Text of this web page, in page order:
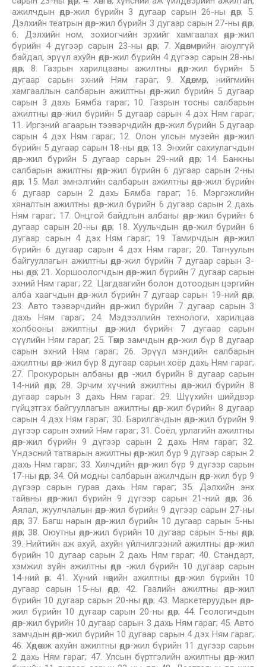
ажилчдын өдөр-жил бүрийн 3 дугаар сарын 26-ны өдөр; 5.
Дэлхийн театрын өдөр-жил бүрийн 3 дугаар сарын 27-ны өдөр;
6. Дэлхийн ном, зохиогчийн эрхийг хамгаалах өдөр-жил
бүрийн 4 дүгээр сарын 23-ны өдөр; 7. Хөдөлмөрийн аюулгүй
байдал, эрүүл ахуйн өдөр-жил бүрийн 4 дүгээр сарын 28-ны
өдөр; 8. Газрын харилцааны ажилтны өдөр-жил бүрийн 5
дугаар сарын эхний Ням гараг; 9. Хөдөлмөр, нийгмийн
хамгааллын салбарын ажилтны өдөр-жил бүрийн 5 дугаар
сарын 3 дахь Бямба гараг; 10. Газрын тосны салбарын
ажилтны өдөр-жил бүрийн 5 дугаар сарын 4 дэх Ням гараг;
11. Иргэний агаарын тээвэрчдийн өдөр-жил бүрийн 5 дугаар
сарын 4 дэх Ням гараг; 12. Олон улсын музейн өдөр-жил
бүрийн 5 дугаар сарын 18-ны өдөр; 13. Энхийг сахиулагчдын
өдөр-жил бүрийн 5 дугаар сарын 29-ний өдөр; 14. Банкны
салбарын ажилтны өдөр-жил бүрийн 6 дугаар сарын 2-ны
өдөр; 15. Мал эмнэлгийн салбарын ажилтны өдөр-жил бүрийн
6 дугаар сарын 2 дахь Бямба гараг; 16. Мэргэжлийн
хяналтын ажилтны өдөр-жил бүрийн 6 дугаар сарын 2 дахь
Ням гараг; 17. Онцгой байдлын албаны өдөр-жил бүрийн 6
дугаар сарын 20-ны өдөр; 18. Хуульчдын өдөр-жил бүрийн 6
дугаар сарын 4 дэх Ням гараг; 19. Тамирчдын өдөр-жил
бүрийн 6 дугаар сарын 4 дэх Ням гараг; 20. Тагнуулын
байгууллагын ажилтны өдөр-жил бүрийн 7 дугаар сарын З-
ны өдөр; 21. Хоршоологчдын өдөр-жил бүрийн 7 дугаар сарын
эхний Ням гараг; 22. Цагдаагийн болон дотоодын цэргийн
алба хаагчдын өдөр-жил бүрийн 7 дугаар сарын 19-ний өдөр;
23. Авто тээвэрчдийн өдөр-жил бүрийн 7 дугаар сарын 3
дахь Ням гараг; 24. Мэдээллийн технологи, харилцаа
холбооны ажилтны өдөр-жил бүрийн 7 дугаар сарын
сүүлийн Ням гараг; 25. Төмөр замчдын өдөр-жил бүр 8 дугаар
сарын эхний Ням гараг; 26. Эрүүл мэндийн салбарын
ажилтны өдөр-жил бүр 8 дугаар сарын хоёр дахь Ням гараг;
27. Прокурорын албаны өдөр -жил бүрийн 8 дугаар сарын
14-ний өдөр; 28. Эрчим хүчний ажилтны өдөр-жил бүрийн 8
дугаар сарын 3 дахь Ням гараг; 29. Шүүхийн шийдвэр
гүйцэтгэх байгууллагын ажилтны өдөр-жил бүрийн 8 дугаар
сарын 4 дэх Ням гараг; 30. Барилгачдын өдөр-жил бүрийн 9
дүгээр сарын эхний Ням гараг; 31. Соёл, урлагийн ажилтны
өдөр-жил бүрийн 9 дүгээр сарын 2 дахь Ням гараг; 32.
Үндэсний татварын ажилтны өдөр-жил бүр 9 дүгээр сарын 2
дахь Ням гараг; 33. Хилчдийн өдөр-жил бүр 9 дүгээр сарын
17-ны өдөр; 34. Ой модны салбарын ажилчдын өдөр-жил бүр 9
дүгээр сарын гурав дахь Ням гараг; 35. Дэлхийн энх
тайвны өдөр-жил бүрийн 9 дүгээр сарын 21-ний өдөр; 36.
Аялал, жуулчлалын өдөр-жил бүрийн 9 дүгээр сарын 27-ны
өдөр; 37. Багш нарын өдөр-жил бүрийн 10 дугаар сарын 5-ны
өдөр; 38. Оюутны өдөр-жил бүрийн 10 дугаар сарын 5-ны өдөр;
39. Нийтийн аж ахуй, ахуйн үйлчилгээний ажилтны өдөр-жил
бүрийн 10 дугаар сарын 2 дахь Ням гараг; 40. Стандарт,
хэмжил зүйн ажилтны өдөр -жил бүрийн 10 дугаар сарын
14-ний өөр; 41. Хүний нөөцийн ажилтны өдөр-жил бүрийн 10
дугаар сарын 15-ны өдөр; 42. Гаалийн ажилтны өдөр-жил
бүрийн 10 дугаар сарын 20-ны өдөр; 43. Маркетеруудын өдөр-
жил бүрийн 10 дугаар сарын 20-ны өдөр; 44. Геологичдын
өдөр-жил бүрийн 10 дугаар сарын 3 дахь Ням гараг; 45. Авто
замчдын өдөр-жил бүрийн 10 дугаар сарын 4 дэх Ням гараг;
46. Хөдөө аж ахуйн ажилтны өдөр-жил бүрийн 11 дүгээр сарын
2 дахь Ням гараг; 47. Улсын бүртгэлийн ажилтны өдөр-жил